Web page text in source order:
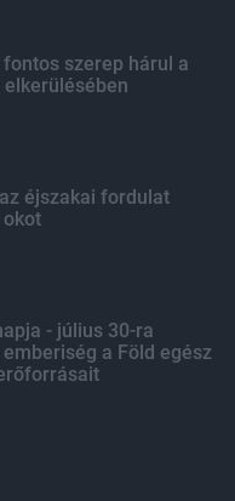
szerep hárul a
éjszakai fordulat
okot
- július 30-ra
a Föld egész